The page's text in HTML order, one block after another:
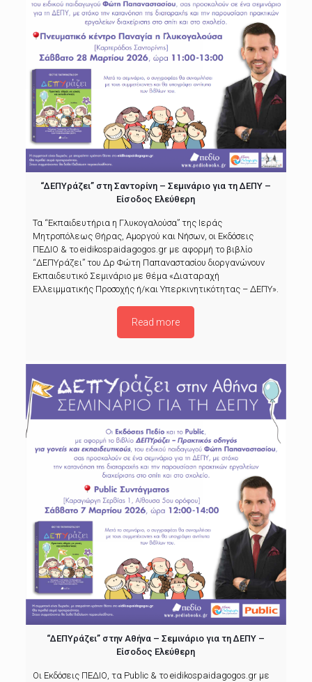
“ΔΕΠΥράζει” στη Σαντορίνη – Σεμινάριο για τη ΔΕΠΥ –
Είσοδος Ελεύθερη
Τα “Εκπαιδευτήρια η Γλυκογαλούσα” της Ιεράς
Μητροπόλεως Θήρας, Αμοργού και Νήσων, οι Εκδόσεις
ΠΕΔΙΟ & το eidikospaidagogos.gr με αφορμή το βιβλίο
“ΔΕΠΥράζει” του Δρ Φώτη Παπαναστασίου διοργανώνουν
Εκπαιδευτικό Σεμινάριο με θέμα «Διαταραχή
Ελλειμματικής Προσοχής ή/και Υπερκινητικότητας – ΔΕΠΥ».
Read more
“ΔΕΠΥράζει” στην Αθήνα – Σεμινάριο για τη ΔΕΠΥ –
Είσοδος Ελεύθερη
Οι Εκδόσεις ΠΕΔΙΟ, τα Public & το eidikospaidagogos.gr με